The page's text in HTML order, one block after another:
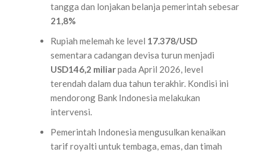
tangga dan lonjakan belanja pemerintah sebesar
21,8%
Rupiah melemah ke level 17.378/USD
sementara cadangan devisa turun menjadi
USD146,2 miliarpada April 2026, level
terendah dalam dua tahun terakhir. Kondisi ini
mendorong Bank Indonesia melakukan
intervensi.
Pemerintah Indonesia mengusulkan kenaikan
tarif royalti untuk tembaga, emas, dan timah